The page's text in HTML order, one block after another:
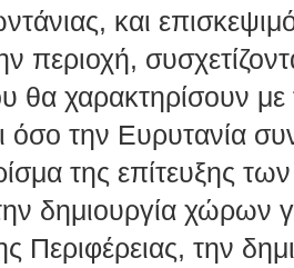
και
περιοχή,
θα χαρακτηρίσουν με
την Ευρυτανία
της επίτευξης
δημιουργία χώρων
Περιφέρειας, την